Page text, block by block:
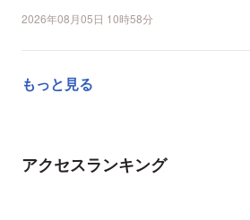
2026年08月05日 10時58分
もっと見る
アクセスランキング